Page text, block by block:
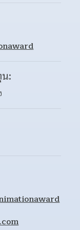
: